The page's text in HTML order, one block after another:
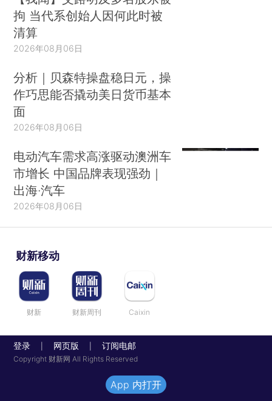
拘 当代系创始人因何此时被
清算
2026年08月06日
分析｜贝森特操盘稳日元，操
作巧思能否撬动美日货币基本
面
2026年08月06日
电动汽车需求高涨驱动澳洲车
市增长 中国品牌表现强劲｜
出海·汽车
2026年08月06日
财新移动
财新 财新周刊 Caixin
登录 网页版 订阅电邮
Copyright 财新网 All Rights Reserved
App 内打开